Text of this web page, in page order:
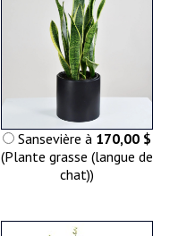
Sansevière à 170,00 $
(Plante grasse (langue de
chat))